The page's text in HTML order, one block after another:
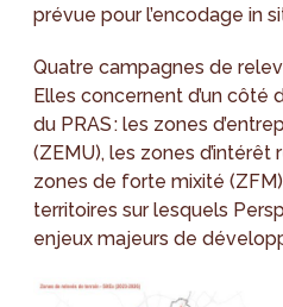
prévue pour l’encodage in
Quatre campagnes de
Elles concernent d’un côté
du PRAS : les zones
(ZEMU), les zones d’intérêt
zones de forte mixité (ZFM)
territoires sur lesquels
enjeux majeurs de